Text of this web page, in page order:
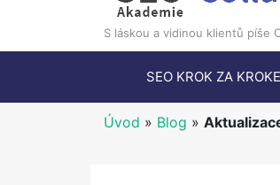
S láskou a vidinou klientů píše
SEO KROK ZA
Úvod » Blog »